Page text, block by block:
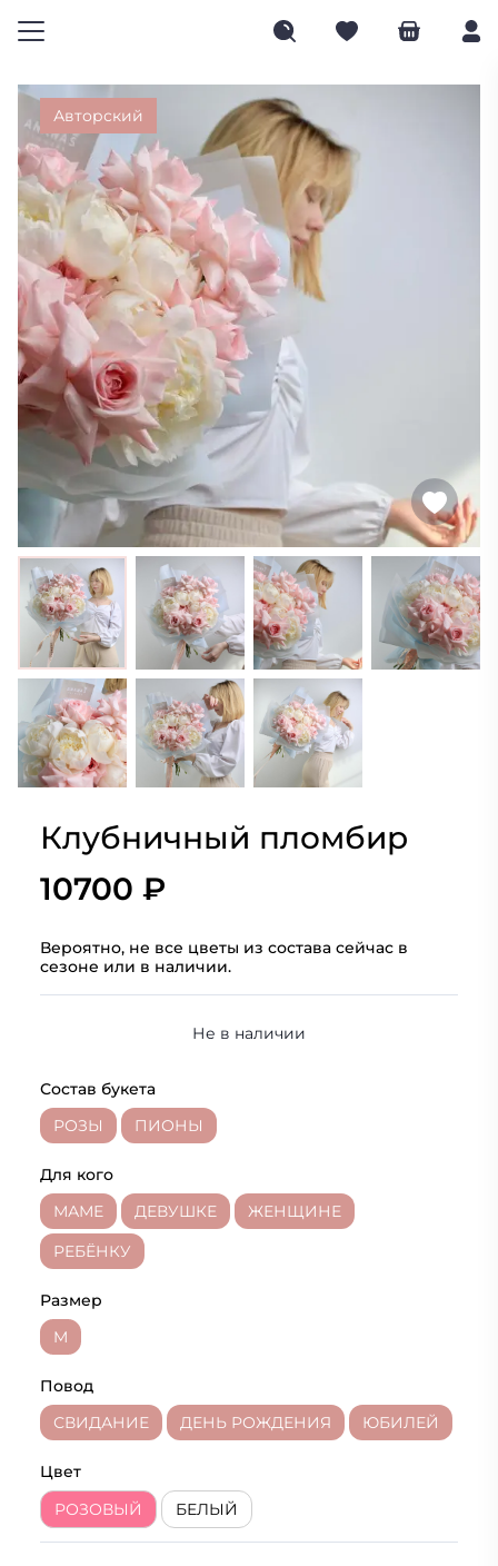
Авторский
Клубничный пломбир
10700 ₽
Вероятно, не все цветы из состава сейчас в
сезоне или в наличии.
Не в наличии
Состав букета
РОЗЫ
ПИОНЫ
Для кого
МАМЕ
ДЕВУШКЕ
ЖЕНЩИНЕ
РЕБЁНКУ
Размер
M
Повод
СВИДАНИЕ
ДЕНЬ РОЖДЕНИЯ ЮБИЛЕЙ
Цвет
РОЗОВЫЙ
БЕЛЫЙ